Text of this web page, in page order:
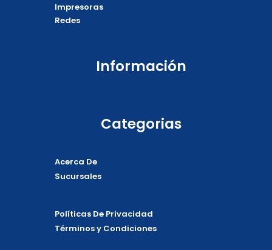
Impresoras
Redes
Información
Categorias
Acerca De
Sucursales
Políticas De Privacidad
Términos y Condiciones